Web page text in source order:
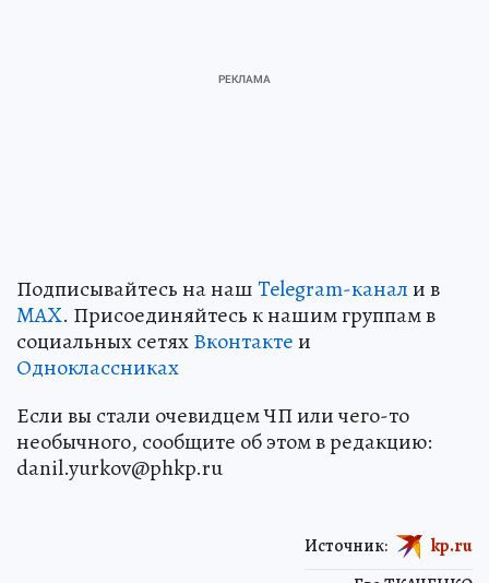
Подписывайтесь на нашTelegram-канали в
MAX. Присоединяйтесь к нашим группам в
социальных сетяхВконтактеи
Одноклассниках
Если вы стали очевидцем ЧП или чего-то
необычного, сообщите об этом в редакцию:
danil.yurkov@phkp.ru
Источник: kp.ru